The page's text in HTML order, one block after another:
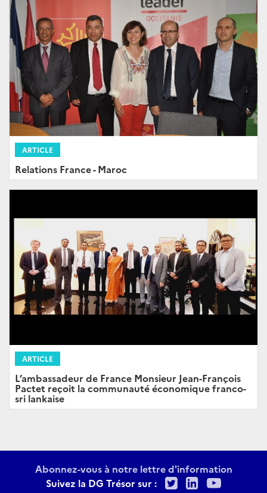
ARTICLE
Relations France - Maroc
ARTICLE
L’ambassadeur de France Monsieur Jean-François
Pactet reçoit la communauté économique franco-
sri lankaise
Abonnez-vous à notre lettre d'information
Suivez la DG Trésor sur :
TwitterLinkedIn